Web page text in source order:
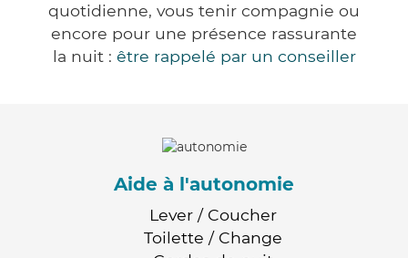
quotidienne, vous tenir compagnie ou
encore pour une présence rassurante
la nuit : être rappelé par un conseiller
Aide à l'autonomie
Lever / Coucher
Toilette / Change